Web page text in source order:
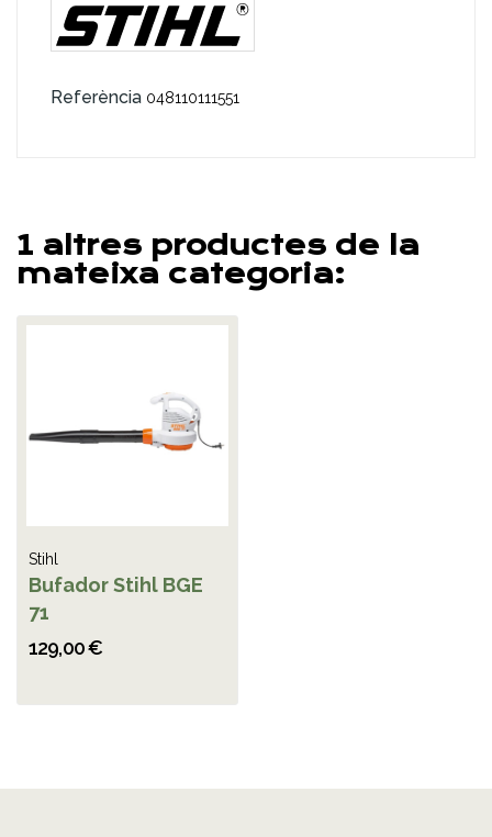
Referència 048110111551
1 altres productes de la
mateixa categoria:
Stihl
Bufador Stihl BGE
71
129,00 €